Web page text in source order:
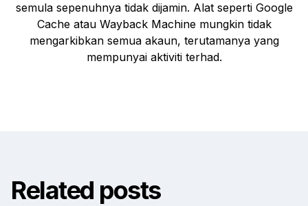
semula sepenuhnya tidak dijamin. Alat seperti Google
Cache atau Wayback Machine mungkin tidak
mengarkibkan semua akaun, terutamanya yang
mempunyai aktiviti terhad.
Related posts